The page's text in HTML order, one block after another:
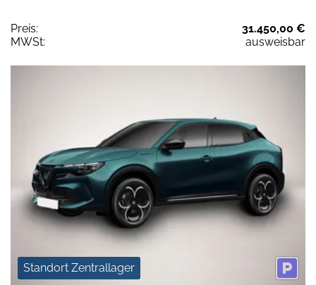
Preis:
31.450,00 €
MWSt:
ausweisbar
Standort Zentrallager